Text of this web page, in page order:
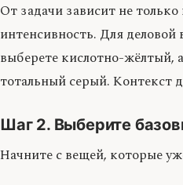
От задачи зависит не
интенсивность. Для деловой
выберете кислотно-жёлтый,
тотальный серый. Контекст
Шаг 2. Выберите
Начните с вещей, которые